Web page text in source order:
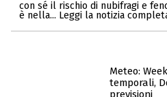
con sé il rischio di nubifragi e
è nella... Leggi la notizia
Meteo:
temporali,
previsioni